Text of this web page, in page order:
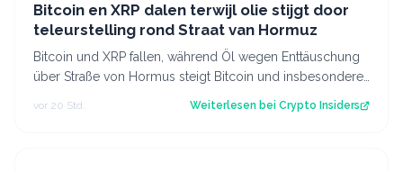
Bitcoin en XRP dalen terwijl olie stijgt door
teleurstelling rond Straat van Hormuz
Bitcoin und XRP fallen, während Öl wegen Enttäuschung
über Straße von Hormus steigt Bitcoin und insbesondere
Altcoins wie XRP und Solana hab…
vor 20 Std. Weiterlesen bei Crypto Insiders